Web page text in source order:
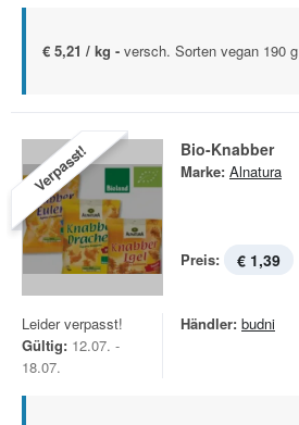
€ 5,21 / kg - versch. Sorten vegan 190 g
Verpasst! Bio-Knabber
Marke: Alnatura
Preis: € 1,39
Leider verpasst!
Gültig: 12.07. -
18.07.
Händler: budni